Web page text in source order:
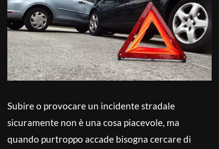
Subire o provocare un incidente stradale
sicuramente non è una cosa piacevole, ma
quando purtroppo accade bisogna cercare di